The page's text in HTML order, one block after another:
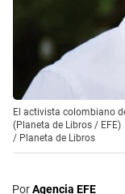
El activista colombiano
(Planeta de Libros / EFE)
/ Planeta de Libros
PorAgencia EFE